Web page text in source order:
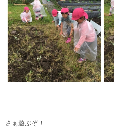
さぁ遊ぶぞ！